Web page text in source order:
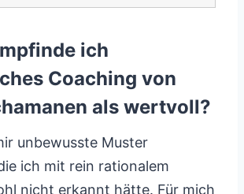
ich
Coaching von
als wertvoll?
unbewusste Muster
ich mit rein rationalem
nicht erkannt hätte. Für mich